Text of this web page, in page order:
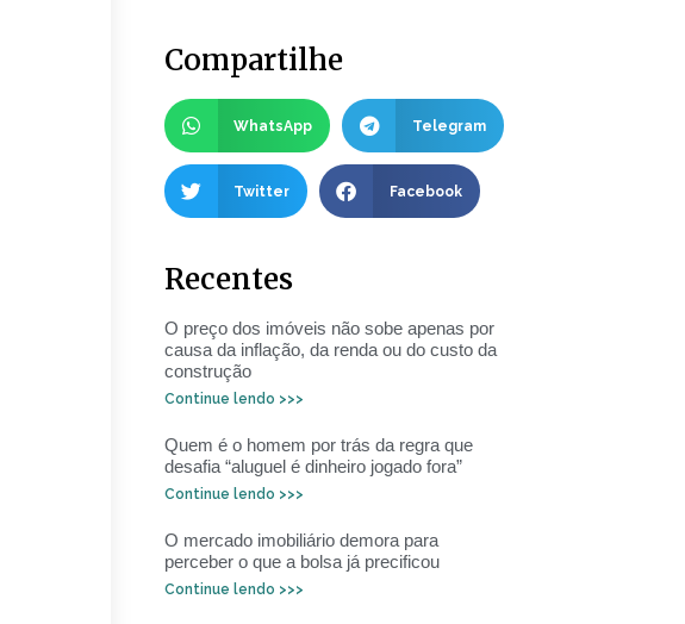
Compartilhe
WhatsApp Telegram
Twitter Facebook
Recentes
O preço dos imóveis não sobe apenas por
causa da inflação, da renda ou do custo da
construção
Continue lendo >>>
Quem é o homem por trás da regra que
desafia “aluguel é dinheiro jogado fora”
Continue lendo >>>
O mercado imobiliário demora para
perceber o que a bolsa já precificou
Continue lendo >>>